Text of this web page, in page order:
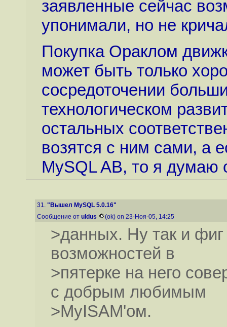
заявленные сейчас
упонимали, но не
Покупка Ораклом
может быть только
сосредоточении
технологическом
остальных
возятся с ним сами, а
MySQL AB, то я думаю
31. "Вышел MySQL 5.0.16"
Сообщение от uldus (ok) on 23-Ноя-05, 14:25
>данных. Ну так и
возможностей в
>пятерке на него
с добрым любимым
>MyISAM'ом.